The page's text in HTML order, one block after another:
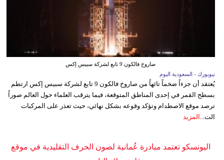
صاروخ فالكون 9 تابع لشركة سبيس إكس
نيويورك - السعودية اليوم
يُعتقد أن جزءاً ضخماً تائهاً من صاروخ فالكون 9 تابع لشركة سبيس إكس ارتطم
بسطح القمر في إحدى المناطق المتوقعة، فيما يترقب العلماء حول العالم صوراً
ترصد موقع الاصطدام وتؤكد وقوعه بشكل نهائي، حيث تعذر على المركبات
الت... المزيد
اليونسكو تعتمد مبادرة عُمانية لصون الحرف التقليدية في موقع